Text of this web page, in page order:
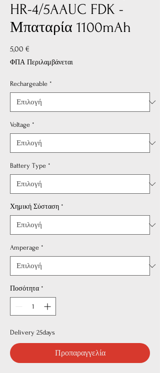
HR-4/5AAUC FDK -
Μπαταρία 1100mAh
5,00 €
ΦΠΑ Περιλαμβάνεται
Rechargeable *
Voltage *
Battery Type *
Χημική Σύσταση *
Amperage *
Ποσότητα *
Delivery 25days
Προπαραγγελία